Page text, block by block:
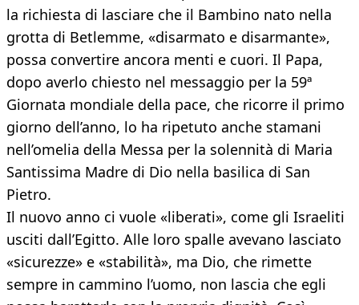
la richiesta di lasciare che il Bambino nato nella
grotta di Betlemme, «disarmato e disarmante»,
possa convertire ancora menti e cuori. Il Papa,
dopo averlo chiesto nel messaggio per la 59ª
Giornata mondiale della pace, che ricorre il primo
giorno dell’anno, lo ha ripetuto anche stamani
nell’omelia della Messa per la solennità di Maria
Santissima Madre di Dio nella basilica di San
Pietro.
Il nuovo anno ci vuole «liberati», come gli Israeliti
usciti dall’Egitto. Alle loro spalle avevano lasciato
«sicurezze» e «stabilità», ma Dio, che rimette
sempre in cammino l’uomo, non lascia che egli